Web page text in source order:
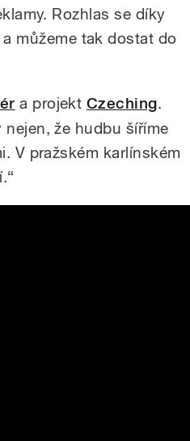
Rozhlas se díky
můžeme tak dostat do
a projekt Czeching.
že hudbu šíříme
V pražském karlínském